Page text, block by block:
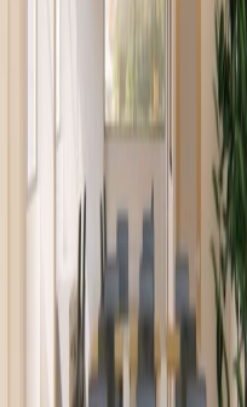
of The Alameda.
and train links for
of Downtown San
shine in this bold,
Welcome clients
a professional
plan work areas
private offices. Pitch
rooms with
Connect with
a popular region of
Calle 21 n23, Barrio